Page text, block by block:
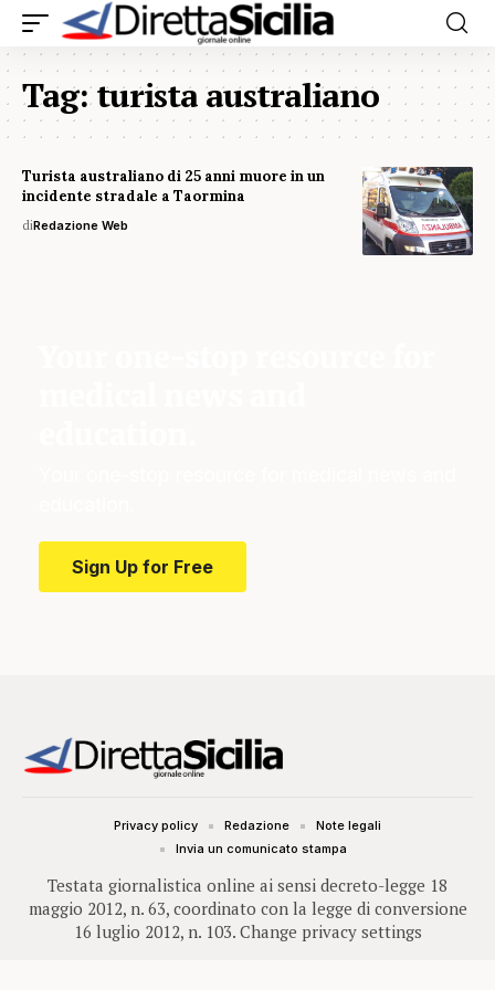
Tag:turista australiano
Turista australiano di 25 anni muore in un
incidente stradale a Taormina
diRedazione Web
Sign Up for Free
Testata giornalistica online ai sensi decreto-legge 18
maggio 2012, n. 63, coordinato con la legge di conversione
16 luglio 2012, n. 103. Change privacy settings
Privacy policy Redazione
Note legali
Invia un comunicato stampa